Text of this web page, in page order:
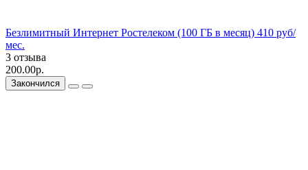
Безлимитный Интернет Ростелеком (100 ГБ в месяц) 410 руб/
мес.
3 отзыва
200.00р.
Закончился